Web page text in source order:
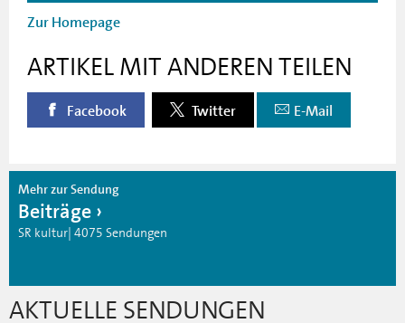
Zur Homepage
ARTIKEL MIT ANDEREN TEILEN
Facebook Twitter E-Mail
Mehr zur Sendung
Beiträge
SR kultur| 4075 Sendungen
AKTUELLE SENDUNGEN